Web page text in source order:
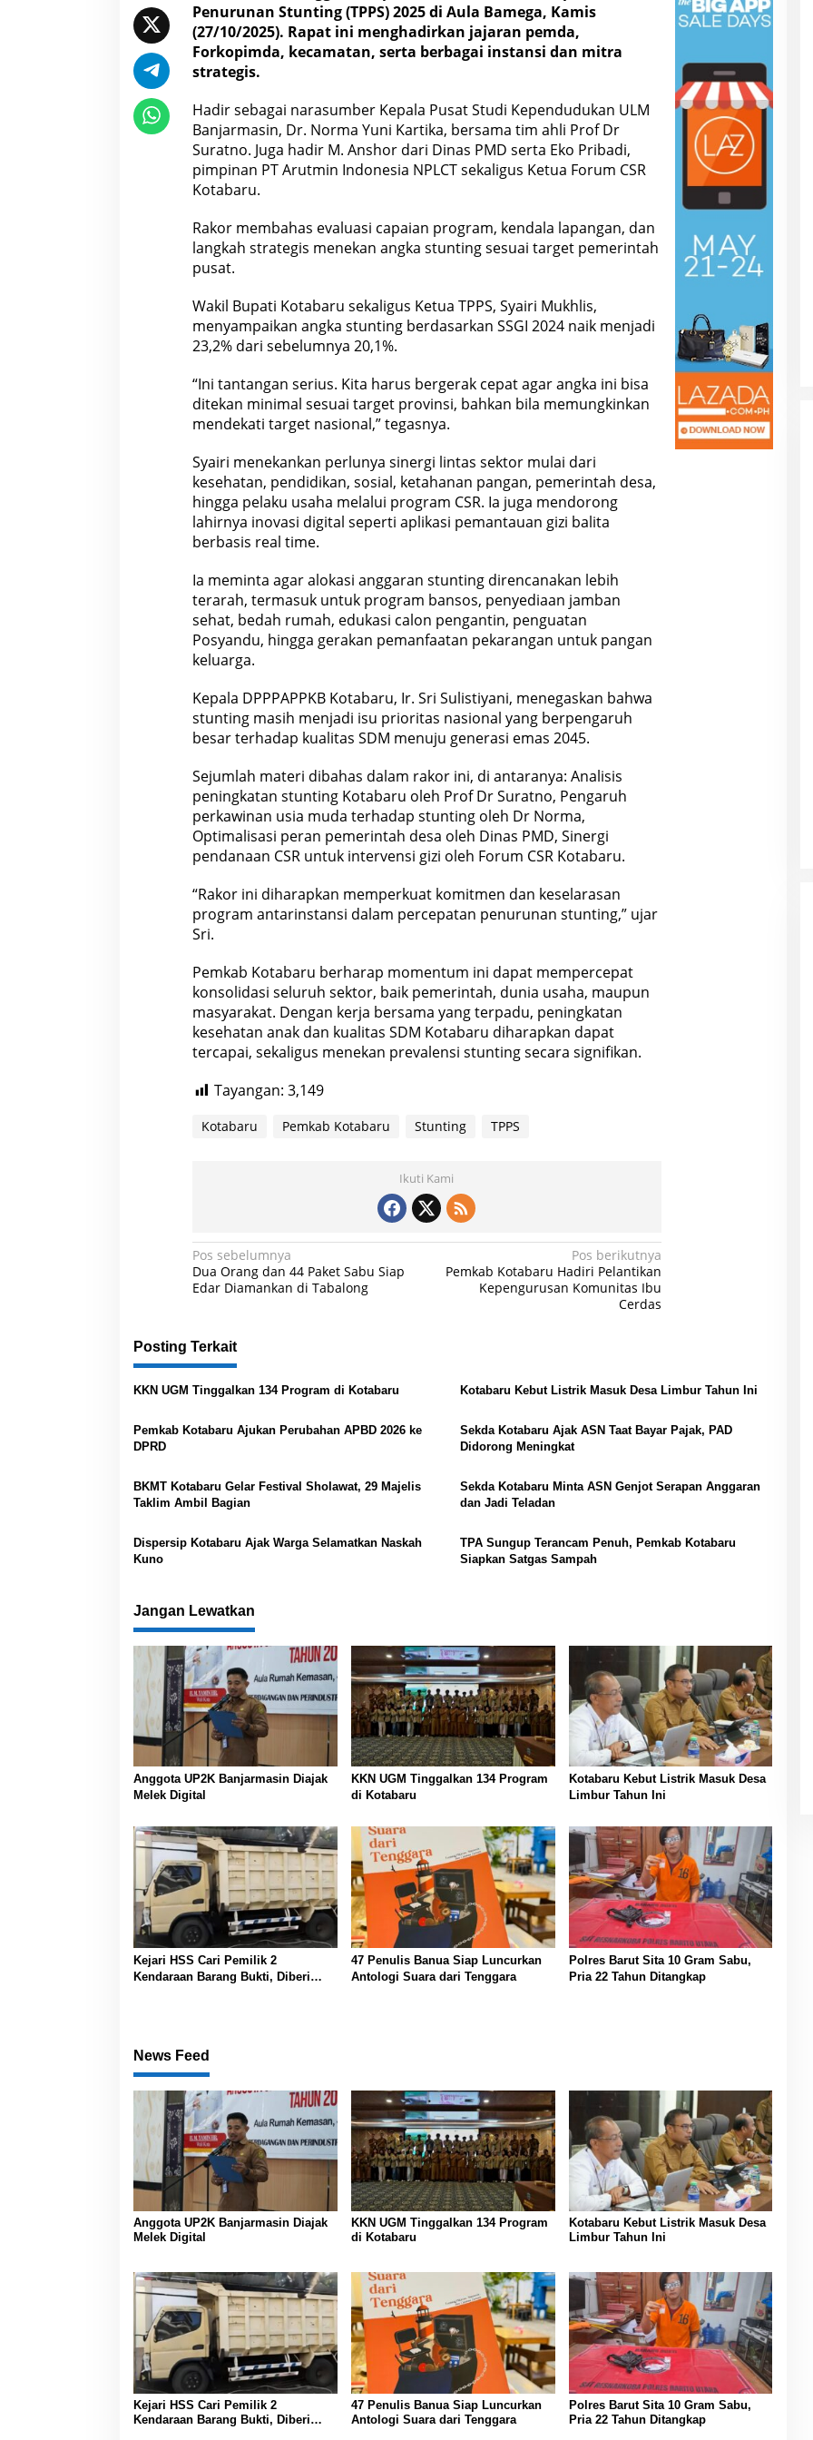
t
r
a
t
T
e
k
a
o
j
a
n
t
n
t
i
n
Penurunan Stunting (TPPS) 2025 di Aula Bamega, Kamis
(27/10/2025). Rapat ini menghadirkan jajaran pemda,
Forkopimda, kecamatan, serta berbagai instansi dan mitra
strategis.
Hadir sebagai narasumber Kepala Pusat Studi Kependudukan ULM
Banjarmasin, Dr. Norma Yuni Kartika, bersama tim ahli Prof Dr
Suratno. Juga hadir M. Anshor dari Dinas PMD serta Eko Pribadi,
pimpinan PT Arutmin Indonesia NPLCT sekaligus Ketua Forum CSR
Kotabaru.
Rakor membahas evaluasi capaian program, kendala lapangan, dan
langkah strategis menekan angka stunting sesuai target pemerintah
pusat.
Wakil Bupati Kotabaru sekaligus Ketua TPPS, Syairi Mukhlis,
menyampaikan angka stunting berdasarkan SSGI 2024 naik menjadi
23,2% dari sebelumnya 20,1%.
“Ini tantangan serius. Kita harus bergerak cepat agar angka ini bisa
ditekan minimal sesuai target provinsi, bahkan bila memungkinkan
mendekati target nasional,” tegasnya.
Syairi menekankan perlunya sinergi lintas sektor mulai dari
kesehatan, pendidikan, sosial, ketahanan pangan, pemerintah desa,
hingga pelaku usaha melalui program CSR. Ia juga mendorong
lahirnya inovasi digital seperti aplikasi pemantauan gizi balita
berbasis real time.
Ia meminta agar alokasi anggaran stunting direncanakan lebih
terarah, termasuk untuk program bansos, penyediaan jamban
sehat, bedah rumah, edukasi calon pengantin, penguatan
Posyandu, hingga gerakan pemanfaatan pekarangan untuk pangan
keluarga.
Kepala DPPPAPPKB Kotabaru, Ir. Sri Sulistiyani, menegaskan bahwa
stunting masih menjadi isu prioritas nasional yang berpengaruh
besar terhadap kualitas SDM menuju generasi emas 2045.
Sejumlah materi dibahas dalam rakor ini, di antaranya: Analisis
peningkatan stunting Kotabaru oleh Prof Dr Suratno, Pengaruh
perkawinan usia muda terhadap stunting oleh Dr Norma,
Optimalisasi peran pemerintah desa oleh Dinas PMD, Sinergi
pendanaan CSR untuk intervensi gizi oleh Forum CSR Kotabaru.
“Rakor ini diharapkan memperkuat komitmen dan keselarasan
program antarinstansi dalam percepatan penurunan stunting,” ujar
Sri.
Pemkab Kotabaru berharap momentum ini dapat mempercepat
konsolidasi seluruh sektor, baik pemerintah, dunia usaha, maupun
masyarakat. Dengan kerja bersama yang terpadu, peningkatan
kesehatan anak dan kualitas SDM Kotabaru diharapkan dapat
tercapai, sekaligus menekan prevalensi stunting secara signifikan.
Tayangan: 3,149
Kotabaru Pemkab Kotabaru Stunting TPPS
Ikuti Kami
N
a
i
g
a
i
o
s
Pos sebelumnya
Dua Orang dan 44 Paket Sabu Siap
Edar Diamankan di Tabalong
Pos berikutnya
Pemkab Kotabaru Hadiri Pelantikan
Kepengurusan Komunitas Ibu
Cerdas
Posting Terkait
KKN UGM Tinggalkan 134 Program di Kotabaru Kotabaru Kebut Listrik Masuk Desa Limbur Tahun Ini
Pemkab Kotabaru Ajukan Perubahan APBD 2026 ke
DPRD
Sekda Kotabaru Ajak ASN Taat Bayar Pajak, PAD
Didorong Meningkat
BKMT Kotabaru Gelar Festival Sholawat, 29 Majelis
Taklim Ambil Bagian
Sekda Kotabaru Minta ASN Genjot Serapan Anggaran
dan Jadi Teladan
Dispersip Kotabaru Ajak Warga Selamatkan Naskah
Kuno
TPA Sungup Terancam Penuh, Pemkab Kotabaru
Siapkan Satgas Sampah
Jangan Lewatkan
Anggota UP2K Banjarmasin Diajak
Melek Digital
KKN UGM Tinggalkan 134 Program
di Kotabaru
Kotabaru Kebut Listrik Masuk Desa
Limbur Tahun Ini
Kejari HSS Cari Pemilik 2
Kendaraan Barang Bukti, Diberi
47 Penulis Banua Siap Luncurkan
Antologi Suara dari Tenggara
Polres Barut Sita 10 Gram Sabu,
Pria 22 Tahun Ditangkap
News Feed
Anggota UP2K Banjarmasin Diajak
Melek Digital
KKN UGM Tinggalkan 134 Program
di Kotabaru
Kotabaru Kebut Listrik Masuk Desa
Limbur Tahun Ini
Kejari HSS Cari Pemilik 2
Kendaraan Barang Bukti, Diberi
47 Penulis Banua Siap Luncurkan
Antologi Suara dari Tenggara
Polres Barut Sita 10 Gram Sabu,
Pria 22 Tahun Ditangkap